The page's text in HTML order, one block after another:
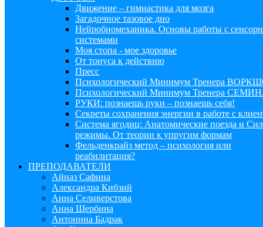
Движение – гимнастика для мозга
Загадочное тазовое дно
Нейробиомеханика. Основы работы с
системами
Моя стопа - мое здоровье
От тонуса к действию
Пресс
Психологический Минимум Тренера
Психологический Минимум Тренера
РУКИ: познаешь руки – познаешь себя!
Секреты сохранения энергии в работе с
Система ягодиц: Анатомические поезда и
режимы. От теории к упругим формам
Фельденкрайз метод – психология или
реабилитация?
ПРЕПОДАВАТЕЛИ
Айназ Сафина
Александра Кибзий
Анна Селиверстова
Анна Щербина
Антонина Бадрак